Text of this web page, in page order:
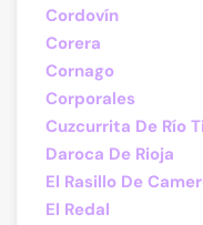
Cordovín
Corera
Cornago
Corporales
Cuzcurrita De Río
Daroca De Rioja
El Rasillo De
El Redal